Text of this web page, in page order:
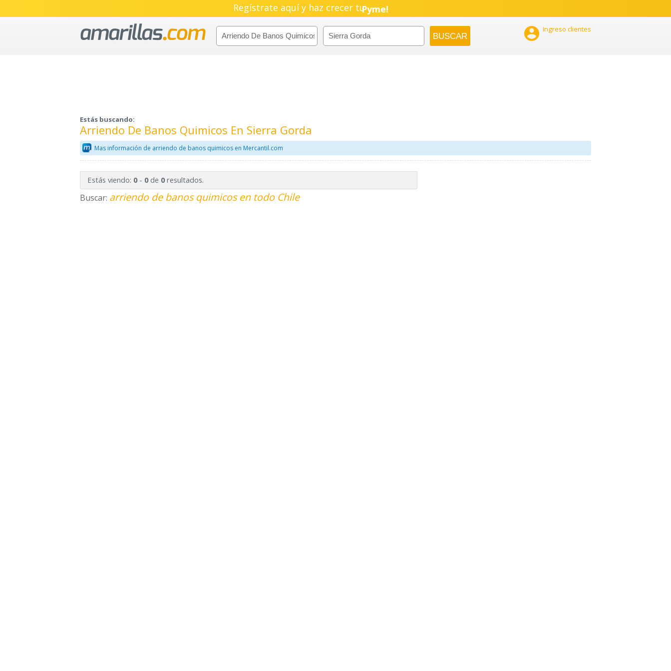
Regístrate aquí y haz crecer tuNegocio!
Pyme!
Emprendimiento!
 Ingreso clientes
Estás buscando:
Arriendo De Banos Quimicos En Sierra Gorda
Mas información de arriendo de banos quimicos en Mercantil.com
Estás viendo: 0- 0de 0resultados.
Buscar: arriendo de banos quimicos en todo Chile